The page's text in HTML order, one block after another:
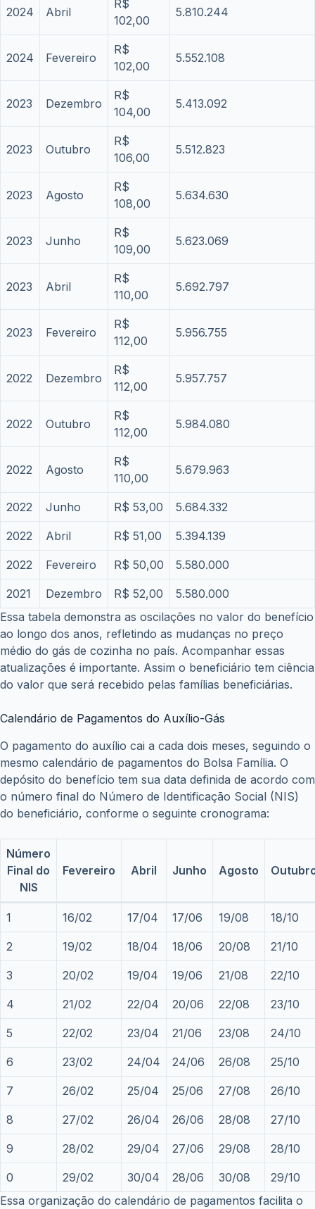
2024 Abril
R$
102,00
5.810.244
2024 Fevereiro
R$
102,00
5.552.108
2023 Dezembro
R$
104,00
5.413.092
2023 Outubro
R$
106,00
5.512.823
2023 Agosto
R$
108,00
5.634.630
2023 Junho
R$
109,00
5.623.069
2023 Abril
R$
110,00
5.692.797
2023 Fevereiro
R$
112,00
5.956.755
2022 Dezembro
R$
112,00
5.957.757
2022 Outubro
R$
112,00
5.984.080
2022 Agosto
R$
110,00
5.679.963
2022 Junho R$ 53,00 5.684.332
2022 Abril R$ 51,00 5.394.139
2022 Fevereiro R$ 50,00 5.580.000
2021 Dezembro R$ 52,00
5.580.000
Essa tabela demonstra as oscilações no valor do benefício
ao longo dos anos, refletindo as mudanças no preço
médio do gás de cozinha no país. Acompanhar essas
atualizações é importante. Assim o beneficiário tem ciência
do valor que será recebido pelas famílias beneficiárias.
Calendário de Pagamentos do Auxílio-Gás
O pagamento do auxílio cai a cada dois meses, seguindo o
mesmo calendário de pagamentos do Bolsa Família. O
depósito do benefício tem sua data definida de acordo com
o número final do Número de Identificação Social (NIS)
do beneficiário, conforme o seguinte cronograma:
Número
Final do
NIS
Fevereiro Abril Junho Agosto
1 16/02 17/04 17/06 19/08 18/10
2 19/02 18/04 18/06 20/08 21/10
3 20/02 19/04 19/06 21/08 22/10
4 21/02 22/04 20/06 22/08 23/10
5 22/02 23/04 21/06 23/08 24/10
6 23/02 24/04 24/06 26/08 25/10
7 26/02 25/04 25/06 27/08 26/10
8 27/02 26/04 26/06 28/08 27/10
9 28/02 29/04 27/06 29/08 28/10
0 29/02 30/04 28/06 30/08
29/10
Essa organização do calendário de pagamentos facilita o